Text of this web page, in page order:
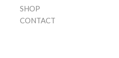
SHOP
CONTACT